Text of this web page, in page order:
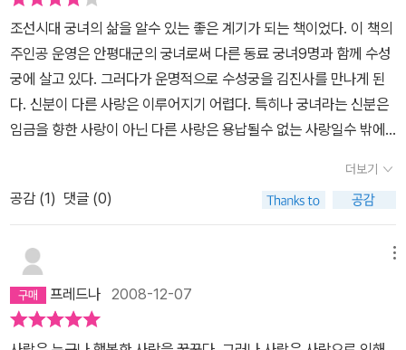
조선시대 궁녀의 삶을 알수 있는 좋은 계기가 되는 책이었다. 이 책의
주인공 운영은 안평대군의 궁녀로써 다른 동료 궁녀9명과 함께 수성
궁에 살고 있다. 그러다가 운명적으로 수성궁을 김진사를 만나게 된
다. 신분이 다른 사랑은 이루어지기 어렵다. 특히나 궁녀라는 신분은
임금을 향한 사랑이 아닌 다른 사랑은 용납될수 없는 사랑일수 밖에
문학 교과서에 수록되어 있어 읽으면 학교 공부에도 도움이 되고 잠
깐 잠깐 곁들여져 있는 수묵담채화 그림이 눈을 편안하게 해준다.
더보기
공감 (1) 댓글 (0)
프레드나 2008-12-07